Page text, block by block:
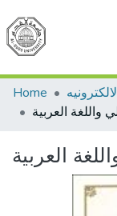
Home
العربية